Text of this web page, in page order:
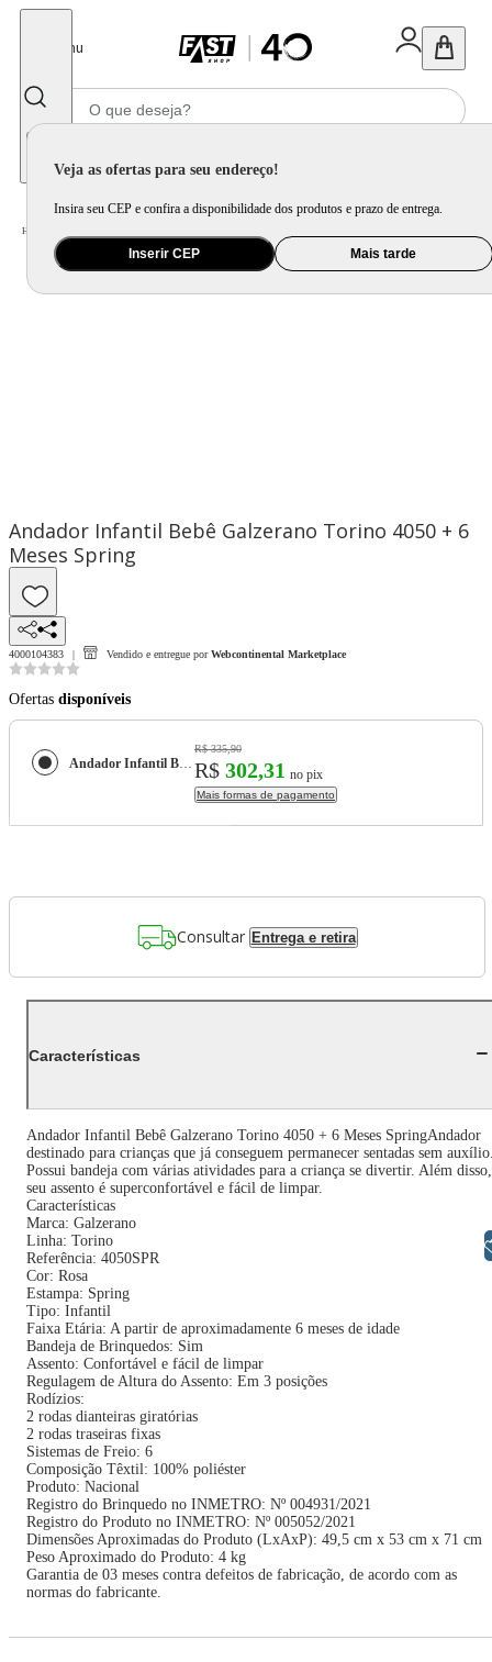
Menu
Veja as ofertas para seu endereço!
Insira seu CEP e confira a disponibilidade dos produtos e prazo de entrega.
Inserir CEP Mais tarde
Home
Andador Infantil Bebê Galzerano Torino 4050 + 6
Meses Spring
4000104383 Vendido e entregue por Webcontinental Marketplace
Ofertas disponíveis
Andador Infantil Bebê Galzerano Torino 4050 + 6 Meses Spring
R$ 335,90
R$ 302,31 no pix
Mais formas de pagamento
Consultar Entrega e retira
Características
Andador Infantil Bebê Galzerano Torino 4050 + 6 Meses SpringAndador
destinado para crianças que já conseguem permanecer sentadas sem
Possui bandeja com várias atividades para a criança se divertir. Além disso,
seu assento é superconfortável e fácil de limpar.
Características
Marca: Galzerano
Linha: Torino
Referência: 4050SPR
Cor: Rosa
Estampa: Spring
Tipo: Infantil
Faixa Etária: A partir de aproximadamente 6 meses de idade
Bandeja de Brinquedos: Sim
Assento: Confortável e fácil de limpar
Regulagem de Altura do Assento: Em 3 posições
Rodízios:
2 rodas dianteiras giratórias
2 rodas traseiras fixas
Sistemas de Freio: 6
Composição Têxtil: 100% poliéster
Produto: Nacional
Registro do Brinquedo no INMETRO: Nº 004931/2021
Registro do Produto no INMETRO: Nº 005052/2021
Dimensões Aproximadas do Produto (LxAxP): 49,5 cm x 53 cm x 71 cm
Peso Aproximado do Produto: 4 kg
Garantia de 03 meses contra defeitos de fabricação, de acordo com as
normas do fabricante.